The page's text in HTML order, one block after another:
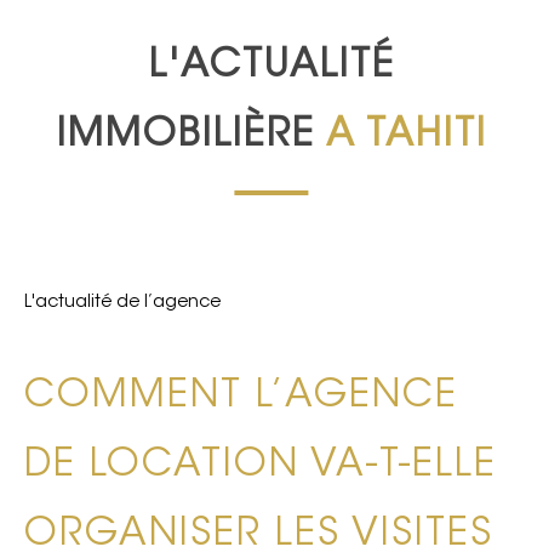
L'ACTUALITÉ
IMMOBILIÈRE A TAHITI
L'actualité de l’agence
COMMENT L’AGENCE
DE LOCATION VA-T-ELLE
ORGANISER LES VISITES